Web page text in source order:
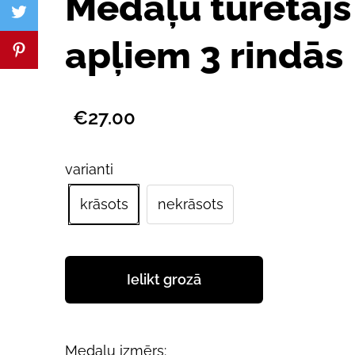
apļiem 3 rindās
€27.00
varianti
krāsots nekrāsots
Ielikt grozā
Medaļu izmērs: